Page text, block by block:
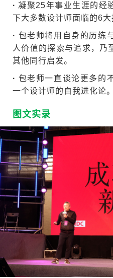
· 凝聚25年事业生涯的经
下大多数设计师面临的6大
· 包老师将用自身的历练
人价值的探索与追求，乃
其他同行启发。
· 包老师一直谈论更多的
一个设计师的自我进化论。
图文实录